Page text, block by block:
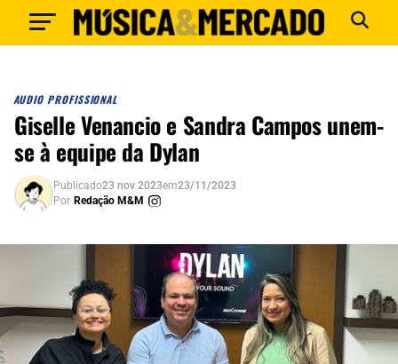
AUDIO PROFISSIONAL
Giselle Venancio e Sandra Campos unem-
se à equipe da Dylan
Publicado23 nov 2023em23/11/2023
Por Redação M&M